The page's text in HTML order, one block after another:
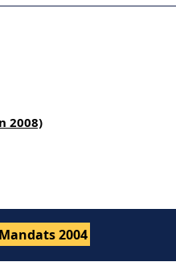
2008)
Mandats 2004